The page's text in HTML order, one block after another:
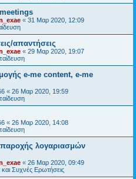
« 31 Μαρ 2020, 12:09
απαντήσεις
« 29 Μαρ 2020, 19:07
e-me content, e-me
« 26 Μαρ 2020, 19:59
« 26 Μαρ 2020, 14:08
παροχής λογαριασμών
« 26 Μαρ 2020, 09:49
Συχνές Ερωτήσεις